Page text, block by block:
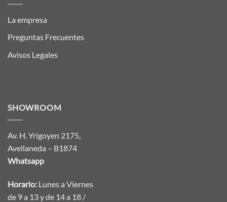
La empresa
Preguntas Frecuentes
Avisos Legales
SHOWROOM
Av. H. Yrigoyen 2175,
Avellaneda – B1874
Whatsapp
Horario: Lunes a Viernes
de 9 a 13 y de 14 a 18 /